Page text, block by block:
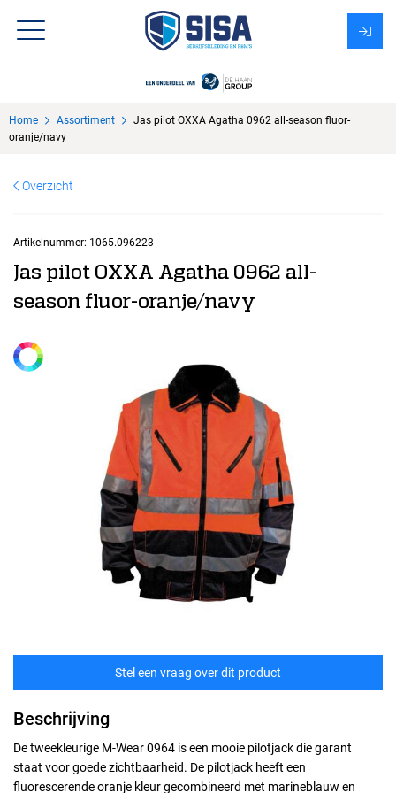
Over Sisa
Home Assortiment
Jas pilot OXXA Agatha 0962 all-season fluor-
oranje/navy
Overzicht
Artikelnummer: 1065.096223
Jas pilot OXXA Agatha 0962 all-
season fluor-oranje/navy
Stel een vraag over dit product
Beschrijving
De tweekleurige M-Wear 0964 is een mooie pilotjack die garant
staat voor goede zichtbaarheid. De pilotjack heeft een
fluorescerende oranje kleur gecombineerd met marineblauw en